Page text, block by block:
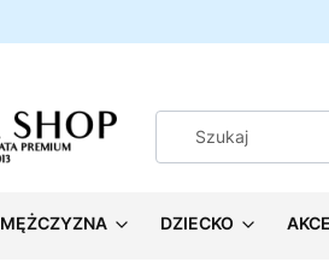
MĘŻCZYZNA DZIECKO